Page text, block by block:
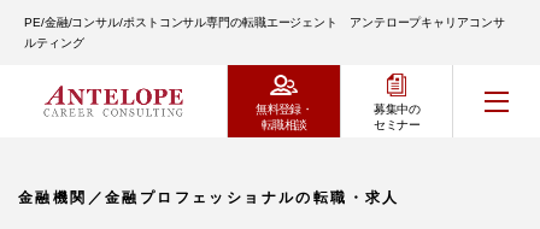
PE/金融/コンサル/ポストコンサル専門の転職エージェント アンテロープキャリアコンサ
ルティング
無料登録・
転職相談
募集中の
セミナー
金融機関／金融プロフェッショナルの転職・求人